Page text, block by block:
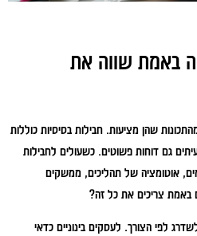
באמת שווה את
שהן מציעות. חבילות בסיסיות כוללות
גם דוחות פשוטים. כשעולים לחבילות
אוטומציה של תהליכים, ממשקים
צריכים את כל זה?
לפי הצורך. לעסקים בינוניים כדאי